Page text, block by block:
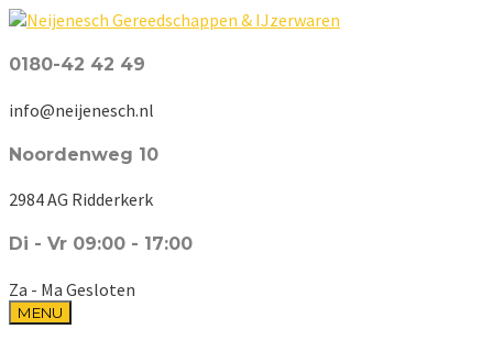
0180-42 42 49
info@neijenesch.nl
Noordenweg 10
2984 AG Ridderkerk
Di - Vr 09:00 - 17:00
Za - Ma Gesloten
MENU